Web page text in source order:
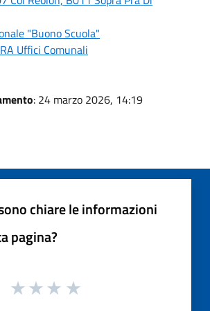
"Buono Scuola"
Uffici Comunali
: 24 marzo 2026, 14:19
chiare le informazioni
pagina?